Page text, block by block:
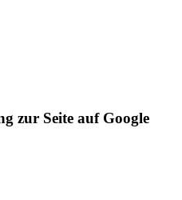
zur Seite auf Google